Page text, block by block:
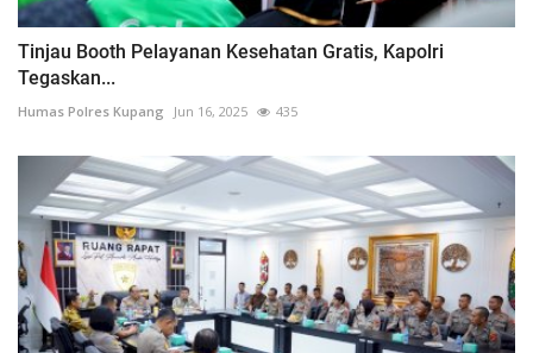
Tinjau Booth Pelayanan Kesehatan Gratis, Kapolri
Tegaskan...
Humas Polres Kupang Jun 16, 2025 435